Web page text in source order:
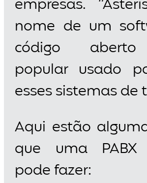
empresas.
nome de um
código
popular usado
esses sistemas de
Aqui estão
que uma PABX
pode fazer: